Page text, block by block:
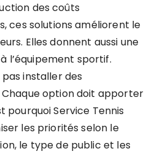
des coûts
ces solutions améliorent le
Elles donnent aussi une
l’équipement sportif.
installer des
option doit apporter
pourquoi Service Tennis
les priorités selon le
le type de public et les